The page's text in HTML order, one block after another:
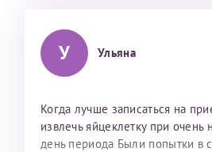
У Ульяна
Когда лучше записаться на
извлечь яйцеклетку при очень
день периода Были попытки в